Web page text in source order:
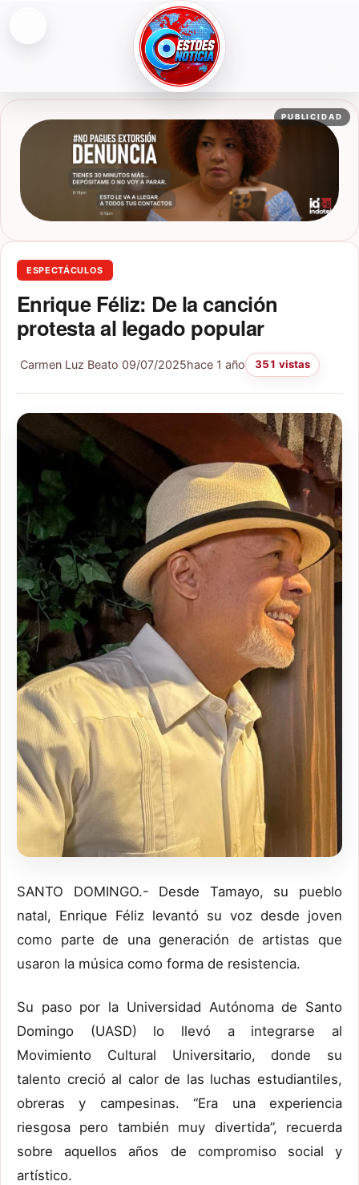
ESTOESNOTICIA|NOTICIAS
PUBLICIDAD
ESPECTÁCULOS
Enrique Féliz: De la canción
protesta al legado popular
Carmen Luz Beato 09/07/2025hace 1 año 351 vistas
SANTO DOMINGO.- Desde Tamayo, su pueblo
natal, Enrique Féliz levantó su voz desde joven
como parte de una generación de artistas que
usaron la música como forma de resistencia.
Su paso por la Universidad Autónoma de Santo
Domingo (UASD) lo llevó a integrarse al
Movimiento Cultural Universitario, donde su
talento creció al calor de las luchas estudiantiles,
obreras y campesinas. “Era una experiencia
riesgosa pero también muy divertida”, recuerda
sobre aquellos años de compromiso social y
artístico.